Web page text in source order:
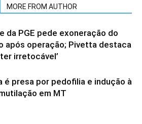
MORE FROM AUTHOR
da PGE pede exoneração do
após operação; Pivetta destaca
irretocável’
é presa por pedofilia e indução à
em MT